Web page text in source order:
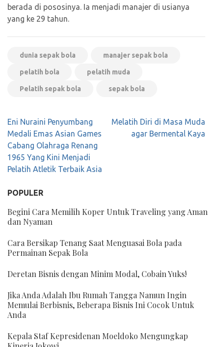
berada di pososinya. Ia menjadi manajer di usianya
yang ke 29 tahun.
dunia sepak bola manajer sepak bola
pelatih bola pelatih muda
Pelatih sepak bola sepak bola
Navigasi
pos
Eni Nuraini Penyumbang
Medali Emas Asian Games
Cabang Olahraga Renang
1965 Yang Kini Menjadi
Pelatih Atletik Terbaik Asia
Melatih Diri di Masa Muda
agar Bermental Kaya
POPULER
Begini Cara Memilih Koper Untuk Traveling yang Aman
dan Nyaman
Cara Bersikap Tenang Saat Menguasai Bola pada
Permainan Sepak Bola
Deretan Bisnis dengan Minim Modal, Cobain Yuks!
Jika Anda Adalah Ibu Rumah Tangga Namun Ingin
Memulai Berbisnis, Beberapa Bisnis Ini Cocok Untuk
Anda
Kepala Staf Kepresidenan Moeldoko Mengungkap